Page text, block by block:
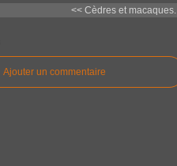
<< Cèdres et macaques.
Ajouter un commentaire